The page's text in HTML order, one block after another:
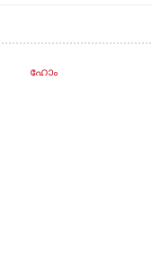
ഹോം